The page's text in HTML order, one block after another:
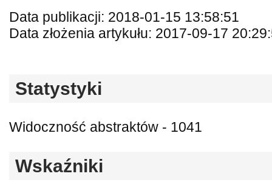
Data publikacji: 2018-01-15 13:58:51
Data złożenia artykułu: 2017-09-17
Statystyki
Widoczność abstraktów - 1041
Wskaźniki